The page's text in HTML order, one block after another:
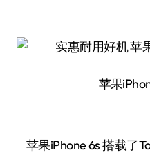
苹果
苹果iPhone 6s 搭载了